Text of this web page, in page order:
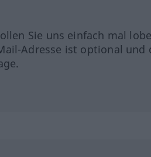
Sie uns einfach mal
Adresse ist optional und